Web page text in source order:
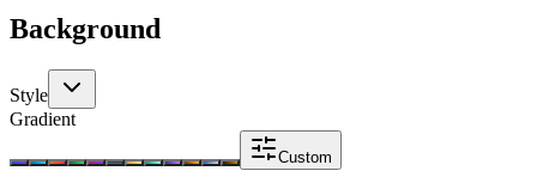
Background
Style
Gradient
Custom